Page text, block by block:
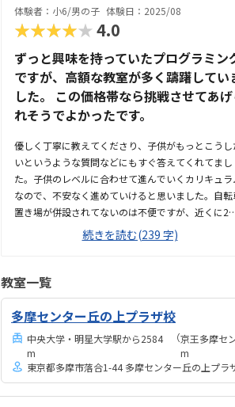
体験者：小6/男の子 体験日：2025/08
★★★★★4.0
ずっと興味を持っていたプログラミン
ですが、高額な教室が多く躊躇してい
した。 この価格帯なら挑戦させてあげ
れそうでよかったです。
優しく丁寧に教えてくださり、子供がもっとこうし
いというような質問などにもすぐ答えてくれてまし
た。子供のレベルに合わせて進んでいくカリキュラ
なので、不安なく進めていけると思いました。自転
置き場が併設されてないのは不便ですが、近くに2
間無料の駐輪場が何箇所かあるので利用しやすいと思
います。商業ビルの中にあり明るく綺麗で、一人でコ
ました。他のプログラミング教室に比べると、格段に
安くて通いやすい価格設定になっていると思います
続きを読む(239 字)
教室一覧
多摩センター丘の上プラザ校
中央大学・明星大学駅から2584
m
（京王多摩セ
m
東京都多摩市落合1-44 多摩センター丘の上プラ